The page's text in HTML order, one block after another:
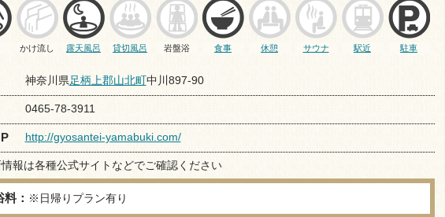
かけ流し 露天風呂 貸切風呂 岩盤浴 食事 休憩 サウナ 駅近 駐車
神奈川県足柄上郡山北町中川897-90
0465-78-3911
http://gyosantei-yamabuki.com/
報は各種公式サイトなどでご確認ください
料： ※日帰りプラン有り